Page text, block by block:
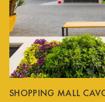
SHOPPING MALL